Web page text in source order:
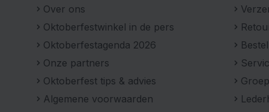
Over ons
Oktoberfestwinkel in de pers
Oktoberfestagenda 2026
Onze partners
Oktoberfest tips & advies
Algemene voorwaarden